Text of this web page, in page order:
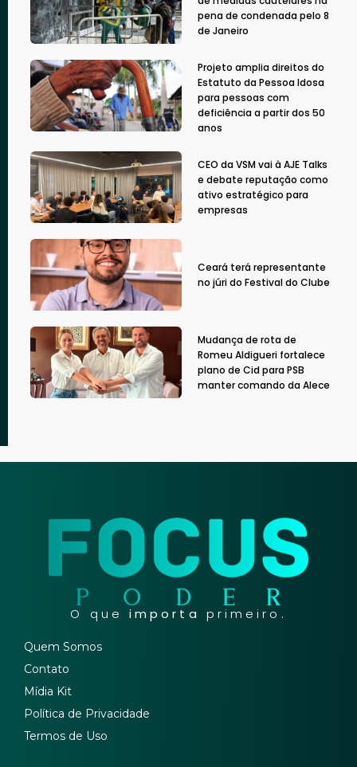
pena de condenada pelo 8
de Janeiro
Projeto amplia direitos do
Estatuto da Pessoa Idosa
para pessoas com
deficiência a partir dos 50
anos
CEO da VSM vai à AJE Talks
e debate reputação como
ativo estratégico para
empresas
Ceará terá representante
no júri do Festival do Clube
Mudança de rota de
Romeu Aldigueri fortalece
plano de Cid para PSB
manter comando da Alece
O que importa primeiro.
Quem Somos
Contato
Mídia Kit
Política de Privacidade
Termos de Uso